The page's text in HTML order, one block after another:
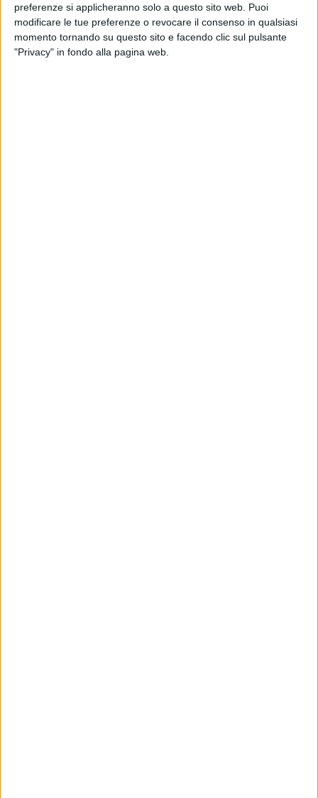
preferenze si applicheranno solo a questo sito web. Puoi
modificare le tue preferenze o revocare il consenso in qualsiasi
momento tornando su questo sito e facendo clic sul pulsante
"Privacy" in fondo alla pagina web.
I nuovi biglietti per il Vasco Live 2024 saranno disponibili da:
11 ottobre dalle ore 12:00 per il Blasco Fan Club;
12 Ottobre dalle ore 12:00 apertura vendite su Vivaticket,